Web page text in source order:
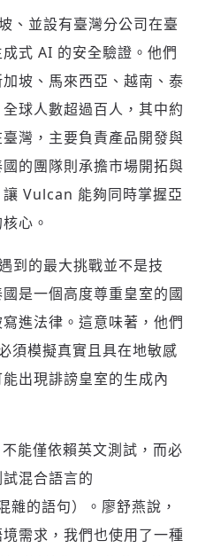
碼
內有效)
物
當作禮物
、並設有臺灣分公司在臺
式 AI 的安全驗證。他們
坡、馬來西亞、越南、泰
球人數超過百人，其中約
灣，主要負責產品開發與
的團隊則承擔市場開拓與
Vulcan 能夠同時掌握亞
心。
到的最大挑戰並不是技
是一個高度尊重皇室的國
進法律。這意味著，他們
須模擬真實且具在地敏感
出現誹謗皇室的生成內
能僅依賴英文測試，而必
混合語言的
的語句）。廖舒燕說，
境需求，我們也使用了一種
原則：
表達觀點清楚結構，讓
絡化
尊重不同角度的內容、
不因個人主觀感受不
視言論
杜絕包含但不限於恐
暗示等文字
的使用範疇（皆註記
角，深入國際政經脈動
費會員專屬內容